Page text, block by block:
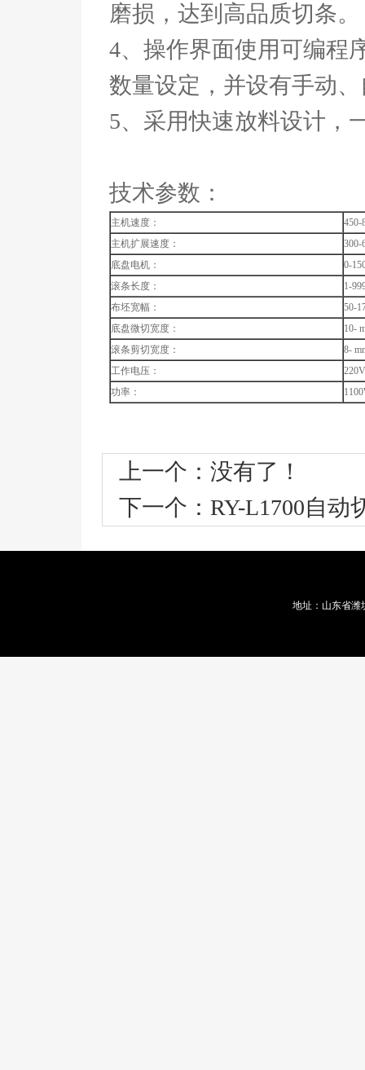
磨损，达到高品质切条。
4、操作界面使用可编程
数量设定，并设有手动
5、采用快速放料设计，
技术参数：
主机速度：
450-
主机扩展速度：
300-
底盘电机：
0-
滚条长度：
1-
布坯宽幅：
50-
底盘微切宽度：
10-
滚条剪切宽度：
8-
工作电压：
功率：
上一个：没有了！
下一个： RY-L1700自动
地址：山东省潍